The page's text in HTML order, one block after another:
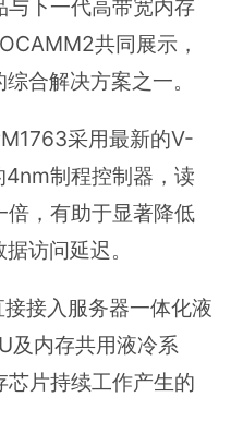
下一代高带宽内存
共同展示，
合解决方案之一。
采用最新的V-
制程控制器，读
，有助于显著降低
访问延迟。
接入服务器一体化液
及内存共用液冷系
片持续工作产生的